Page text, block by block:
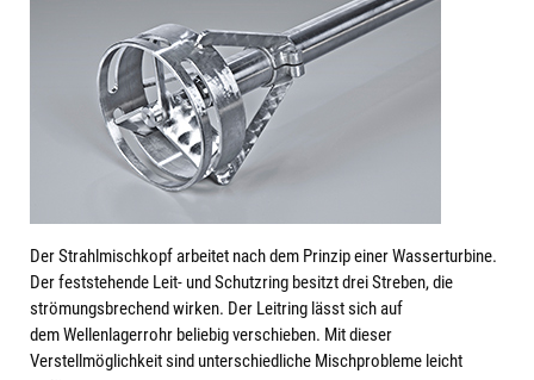
Der Strahlmischkopf arbeitet nach dem Prinzip einer Wasserturbine.
Der feststehende Leit- und Schutzring besitzt drei Streben, die
strömungsbrechend wirken. Der Leitring lässt sich auf
dem Wellenlagerrohr beliebig verschieben. Mit dieser
Verstellmöglichkeit sind unterschiedliche Mischprobleme leicht